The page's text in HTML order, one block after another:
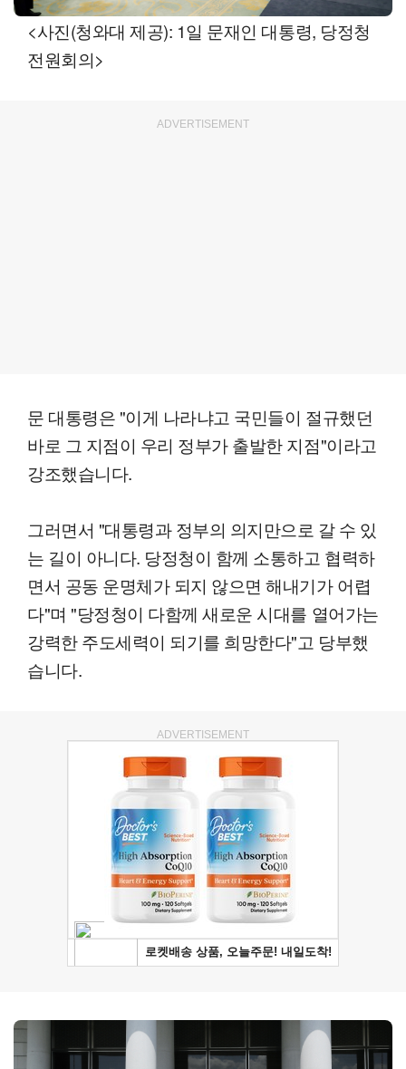
<사진(청와대 제공): 1일 문재인 대통령, 당정청
전원회의>
ADVERTISEMENT
문 대통령은 "이게 나라냐고 국민들이 절규했던
바로 그 지점이 우리 정부가 출발한 지점"이라고
강조했습니다.
그러면서 "대통령과 정부의 의지만으로 갈 수 있
는 길이 아니다. 당정청이 함께 소통하고 협력하
면서 공동 운명체가 되지 않으면 해내기가 어렵
다"며 "당정청이 다함께 새로운 시대를 열어가는
강력한 주도세력이 되기를 희망한다"고 당부했
습니다.
ADVERTISEMENT